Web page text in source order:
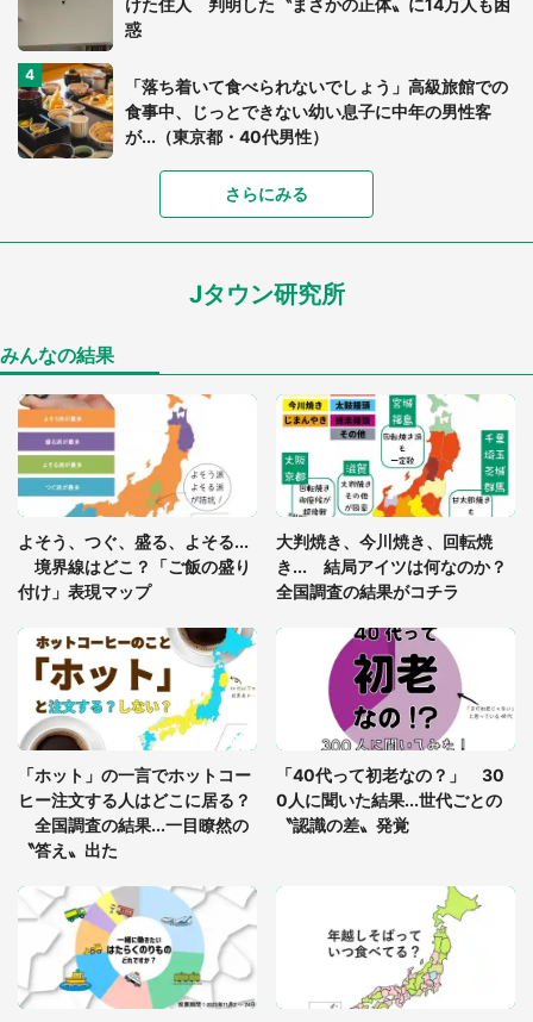
惑
「落ち着いて食べられないでしょう」高級旅館での
食事中、じっとできない幼い息子に中年の男性客
が...（東京都・40代男性）
「可愛いのにホラー」「事件性を感じる」 ふわふ
「孫にあげると思って、あなたにこれをあげる」
「ゾワゾワする」「本当に気持ち悪い」 道端でバ
グっちゃってた〝野生の野菜〟に6.5万人戦慄
「閉所恐怖症の私は新幹線で大パニック。隣席の青
年に『手を繋いで』とお願いしたら...」 体験談に
8万人感動
7万人驚がく 「お菓子売り場ならまだしも...」「ハ
ードル高い」
あまりにも四角すぎる猫、激写される 「これもう
座布団だろ」「食パンの耳」と1.4万人困惑
さらにみる
Jタウン研究所
みんなの結果
よそう、つぐ、盛る、よそる...
境界線はどこ？「ご飯の盛り
付け」表現マップ
大判焼き、今川焼き、回転焼
き... 結局アイツは何なのか？
全国調査の結果がコチラ
「ホット」の一言でホットコー
ヒー注文する人はどこに居る？
全国調査の結果...一目瞭然の
〝答え〟出た
「40代って初老なの？」 30
0人に聞いた結果...世代ごとの
〝認識の差〟発覚